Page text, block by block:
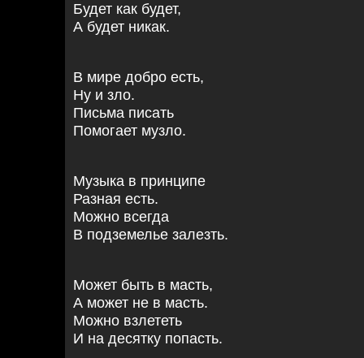
Будет как будет,
А будет никак.
В мире добро есть,
Ну и зло.
Письма писать
Помогает музло.
Музыка в принципе
Разная есть.
Можно всегда
В подземелье залезть.
Может быть в масть,
А может не в масть.
Можно взлететь
И на десятку попасть.